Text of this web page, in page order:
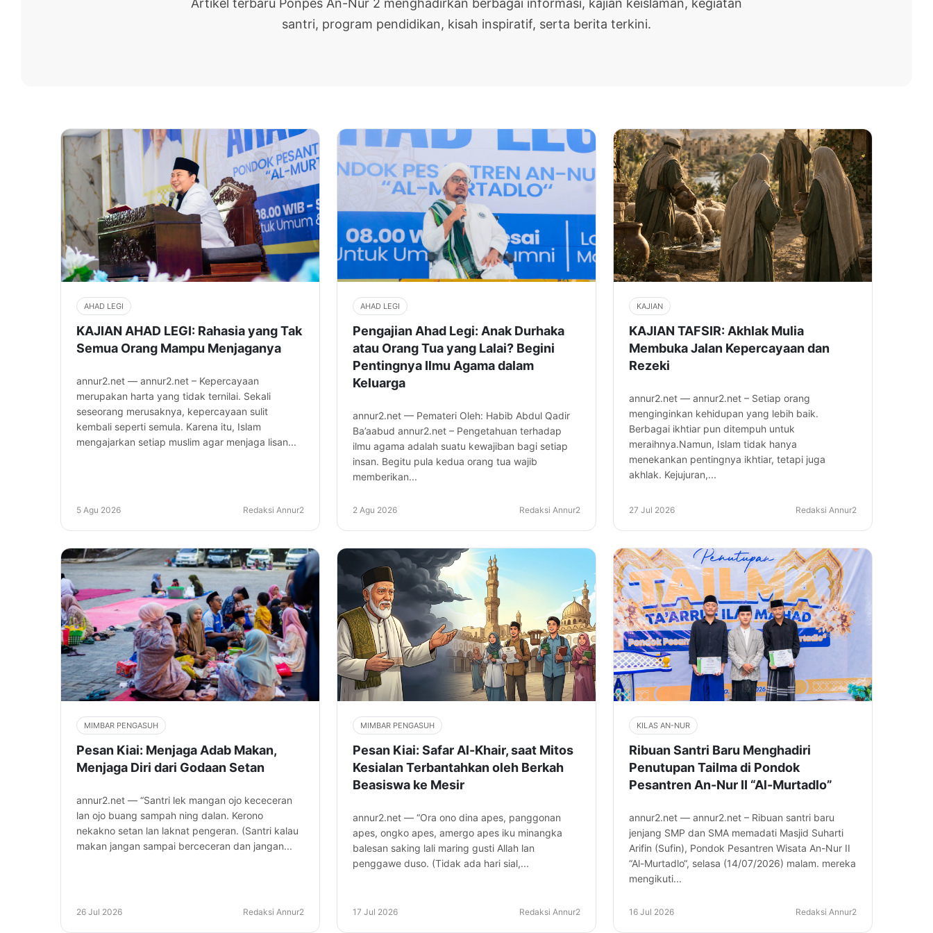
Artikel terbaru Ponpes An-Nur 2 menghadirkan berbagai informasi, kajian keislaman, kegiatan
santri, program pendidikan, kisah inspiratif, serta berita terkini.
AHAD LEGI
KAJIAN AHAD LEGI: Rahasia yang Tak
Semua Orang Mampu Menjaganya
annur2.net — annur2.net – Kepercayaan
merupakan harta yang tidak ternilai. Sekali
seseorang merusaknya, kepercayaan sulit
kembali seperti semula. Karena itu, Islam
mengajarkan setiap muslim agar menjaga lisan...
5 Agu 2026 Redaksi Annur2
AHAD LEGI
Pengajian Ahad Legi: Anak Durhaka
atau Orang Tua yang Lalai? Begini
Pentingnya Ilmu Agama dalam
Keluarga
annur2.net — Pemateri Oleh: Habib Abdul Qadir
Ba’aabud annur2.net – Pengetahuan terhadap
ilmu agama adalah suatu kewajiban bagi setiap
insan. Begitu pula kedua orang tua wajib
memberikan...
2 Agu 2026 Redaksi Annur2
KAJIAN
KAJIAN TAFSIR: Akhlak Mulia
Membuka Jalan Kepercayaan dan
Rezeki
annur2.net — annur2.net – Setiap orang
menginginkan kehidupan yang lebih baik.
Berbagai ikhtiar pun ditempuh untuk
meraihnya.Namun, Islam tidak hanya
menekankan pentingnya ikhtiar, tetapi juga
akhlak. Kejujuran,...
27 Jul 2026 Redaksi Annur2
MIMBAR PENGASUH
Pesan Kiai: Menjaga Adab Makan,
Menjaga Diri dari Godaan Setan
annur2.net — “Santri lek mangan ojo kececeran
lan ojo buang sampah ning dalan. Kerono
nekakno setan lan laknat pengeran. (Santri kalau
makan jangan sampai berceceran dan jangan...
26 Jul 2026 Redaksi Annur2
MIMBAR PENGASUH
Pesan Kiai: Safar Al-Khair, saat Mitos
Kesialan Terbantahkan oleh Berkah
Beasiswa ke Mesir
annur2.net — “Ora ono dina apes, panggonan
apes, ongko apes, amergo apes iku minangka
balesan saking lali maring gusti Allah lan
penggawe duso. (Tidak ada hari sial,...
17 Jul 2026 Redaksi Annur2
KILAS AN-NUR
Ribuan Santri Baru Menghadiri
Penutupan Tailma di Pondok
Pesantren An-Nur II “Al-Murtadlo”
annur2.net — annur2.net – Ribuan santri baru
jenjang SMP dan SMA memadati Masjid Suharti
Arifin (Sufin), Pondok Pesantren Wisata An-Nur II
“Al-Murtadlo“, selasa (14/07/2026) malam. mereka
mengikuti...
16 Jul 2026 Redaksi Annur2